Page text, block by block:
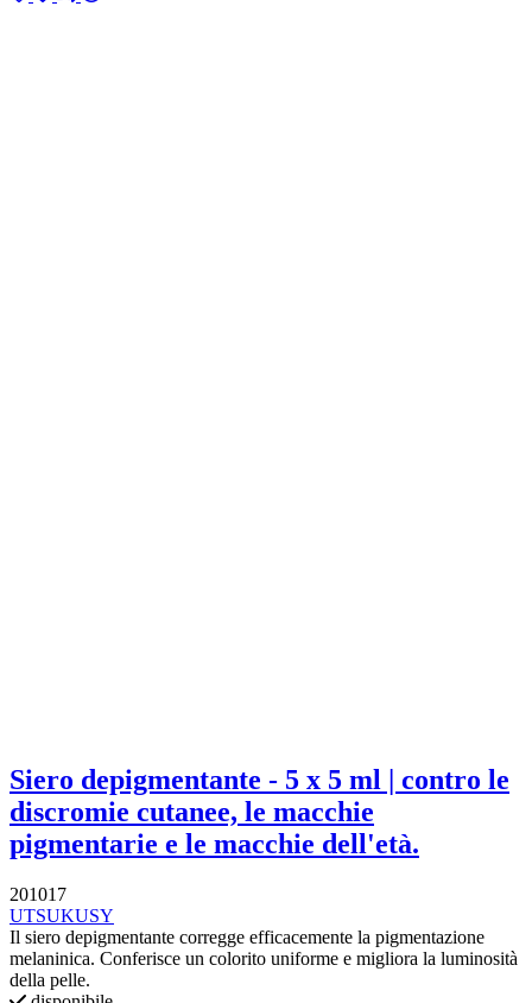
Siero depigmentante - 5 x 5 ml | contro le
discromie cutanee, le macchie
pigmentarie e le macchie dell'età.
201017
UTSUKUSY
Il siero depigmentante corregge efficacemente la pigmentazione
melaninica. Conferisce un colorito uniforme e migliora la luminosità
della pelle.